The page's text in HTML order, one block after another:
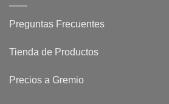
Preguntas Frecuentes
Tienda de Productos
Precios a Gremio